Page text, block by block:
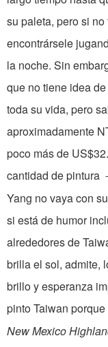
su paleta, pero si
encontrársele
la noche. Sin
que no tiene idea
toda su vida, pero
aproximadamente
poco más de
cantidad de pintura
Yang no vaya con
si está de humor
alrededores de
brilla el sol, admite,
brillo y esperanza
pinto Taiwan porque
New Mexico